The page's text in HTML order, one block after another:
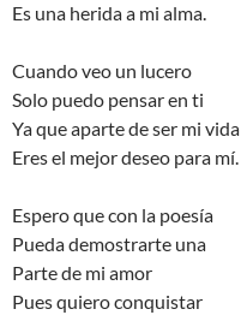
Es una herida a mi alma.
Cuando veo un lucero
Solo puedo pensar en ti
Ya que aparte de ser mi vida
Eres el mejor deseo para mí.
Espero que con la poesía
Pueda demostrarte una
Parte de mi amor
Pues quiero conquistar